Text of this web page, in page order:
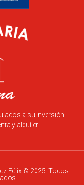
a su inversión
y alquiler
Félix © 2025. Todos